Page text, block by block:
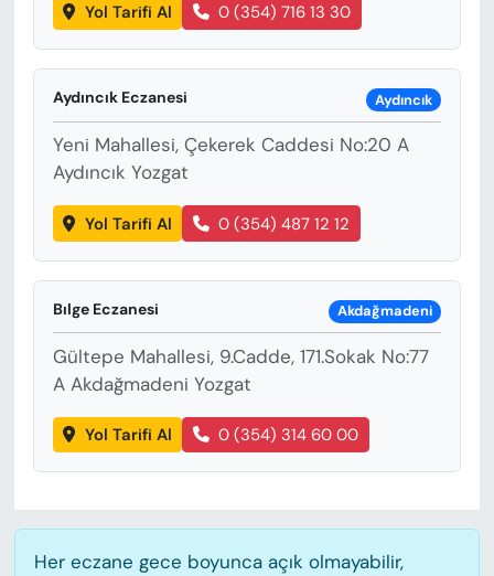
Yol Tarifi Al 0 (354) 716 13 30
Aydıncık Eczanesi Aydıncık
Yeni Mahallesi, Çekerek Caddesi No:20 A
Aydıncık Yozgat
Yol Tarifi Al 0 (354) 487 12 12
Bılge Eczanesi Akdağmadeni
Gültepe Mahallesi, 9.Cadde, 171.Sokak No:77
A Akdağmadeni Yozgat
Yol Tarifi Al 0 (354) 314 60 00
Her eczane gece boyunca açık olmayabilir,